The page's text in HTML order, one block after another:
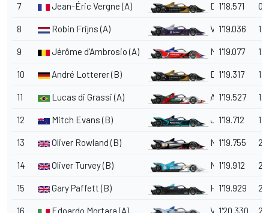
7 Jean-Éric Vergne (A) DS Techeetah
1'18.571
8 Robin Frijns (A) Virgin
1'19.036
9 Jérôme d'Ambrosio (A) Mahindra
1'19.077
10 André Lotterer (B) DS Techeetah
1'19.317
11 Lucas di Grassi (A) Audi Sport Abt
1'19.527
12 Mitch Evans (B) Jaguar
1'19.712
13 Oliver Rowland (B) Nissan e.dams
1'19.755
14 Oliver Turvey (B) NIO1'19.912
15 Gary Paffett (B) HWA1'19.929
16 Edoardo Mortara (A) Venturi
1'20.330